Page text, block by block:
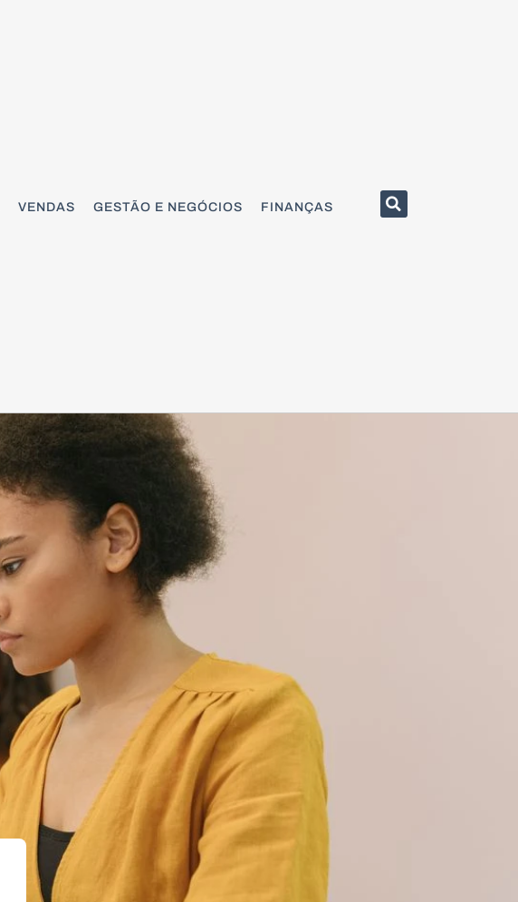
VENDAS GESTÃO E NEGÓCIOS FINANÇAS